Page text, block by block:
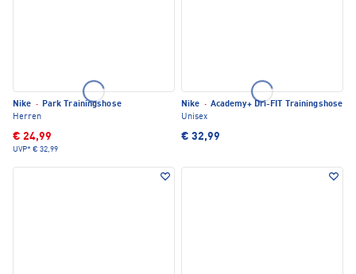
Nike · Park Trainingshose
Herren
€ 24,99
UVP* € 32,99
Nike · Academy+ Dri-FIT Trainingshose
Unisex
€ 32,99